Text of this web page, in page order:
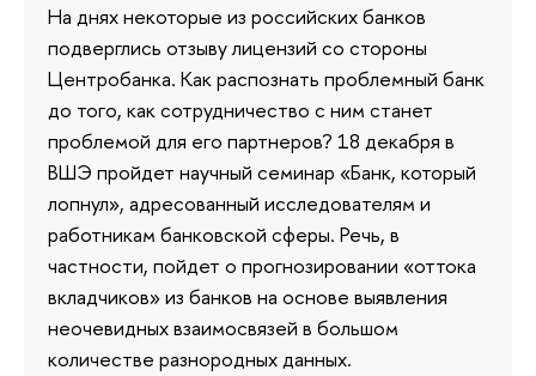
На днях некоторые из российских банков
подверглись отзыву лицензий со стороны
Центробанка. Как распознать проблемный банк
до того, как сотрудничество с ним станет
проблемой для его партнеров? 18 декабря в
ВШЭ пройдет научный семинар «Банк, который
лопнул», адресованный исследователям и
работникам банковской сферы. Речь, в
частности, пойдет о прогнозировании «оттока
вкладчиков» из банков на основе выявления
неочевидных взаимосвязей в большом
количестве разнородных данных.